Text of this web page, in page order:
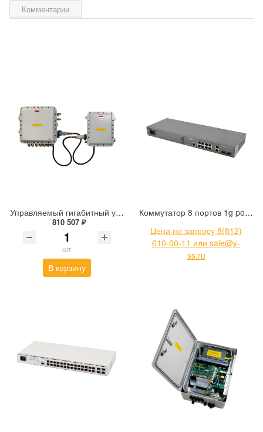
Комментарии
Управляемый гигабитный уличный коммутатор со встроенным источником бесперебойного питания во взрывоопасных зонах Tfortis PSW-2G6F+UPS-Ex
810 507 ₽
шт
В корзину
Коммутатор 8 портов 1g poe poe+ Eltex MES2300-08P_AC
Цена по запросу 8(812)
610-00-11 или sale@y-
ss.ru